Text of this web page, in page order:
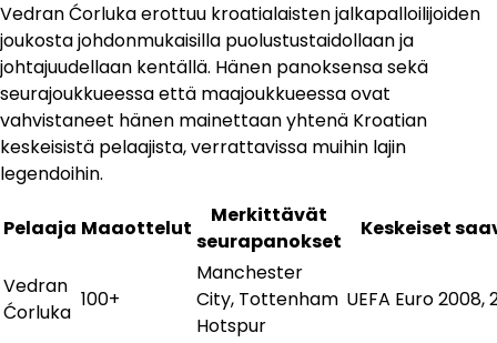
Vedran Ćorluka erottuu kroatialaisten jalkapalloilijoiden
joukosta johdonmukaisilla puolustustaidollaan ja
johtajuudellaan kentällä. Hänen panoksensa sekä
seurajoukkueessa että maajoukkueessa ovat
vahvistaneet hänen mainettaan yhtenä Kroatian
keskeisistä pelaajista, verrattavissa muihin lajin
legendoihin.
Pelaaja Maaottelut
Merkittävät
seurapanokset
Keskeiset
Vedran
Ćorluka
100+
Manchester
City, Tottenham
Hotspur
UEFA Euro 2008,